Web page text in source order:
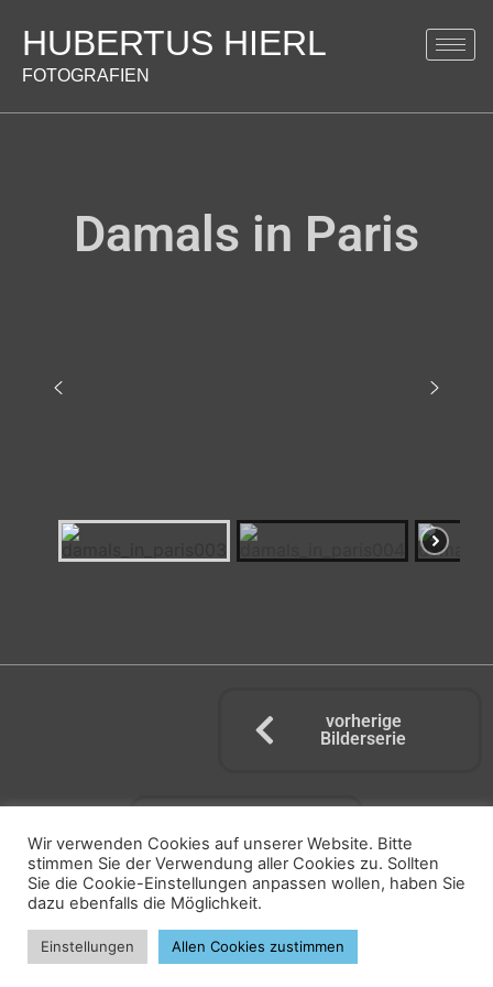
HUBERTUS HIERL
FOTOGRAFIEN
Damals in Paris
vorherige
Bilderserie
zum Buch
nächste Bilderserie
Wir verwenden Cookies auf unserer Website. Bitte
stimmen Sie der Verwendung aller Cookies zu. Sollten
Sie die Cookie-Einstellungen anpassen wollen, haben Sie
dazu ebenfalls die Möglichkeit.
Einstellungen Allen Cookies zustimmen